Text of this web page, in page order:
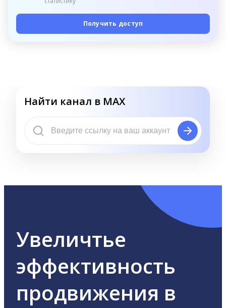
Получить доступ
Найти канал в MAX
Увеличтье
эффективность
продвижения в